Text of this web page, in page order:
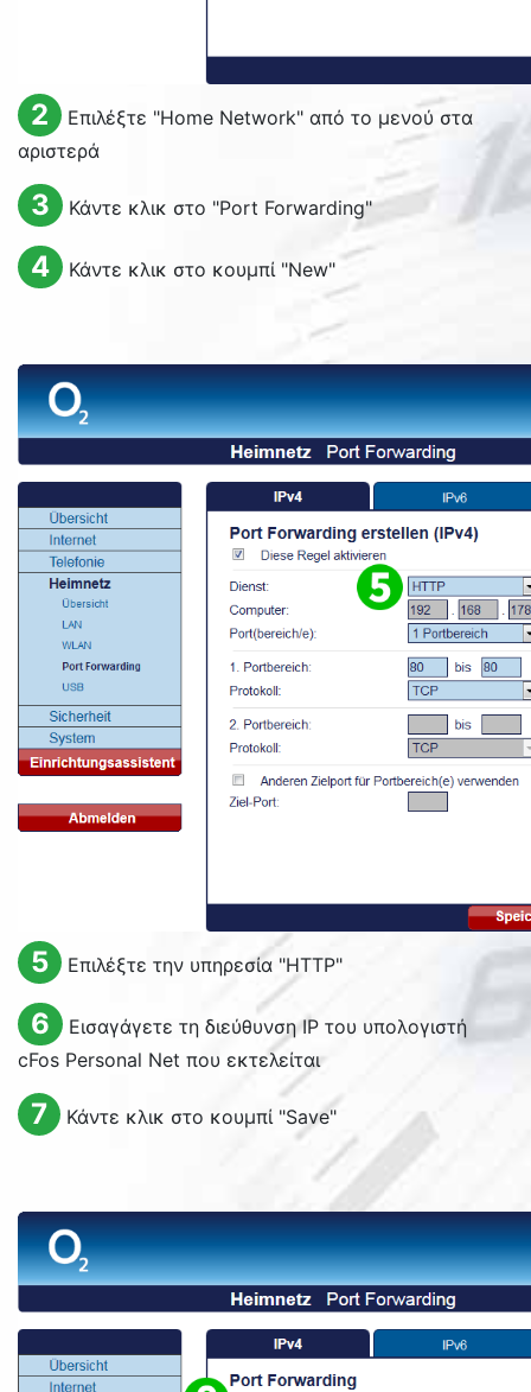
2 Επιλέξτε "Home Network" από το μενού στα
αριστερά
3 Κάντε κλικ στο "Port Forwarding"
4 Κάντε κλικ στο κουμπί "New"
5 Επιλέξτε την υπηρεσία "HTTP"
6
Εισαγάγετε τη διεύθυνση IP του υπολογιστή
cFos Personal Net που εκτελείται
7 Κάντε κλικ στο κουμπί "Save"